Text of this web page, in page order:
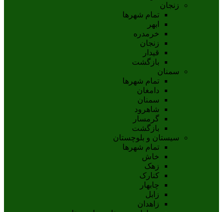
زنجان
تمام شهر‌ها
ابهر
خرمدره
زنجان
قيدار
بازگشت
سمنان
تمام شهر‌ها
دامغان
سمنان
شاهرود
گرمسار
بازگشت
سیستان و بلوچستان
تمام شهر‌ها
خاش
زهک
کنارک
چابهار
زابل
زاهدان